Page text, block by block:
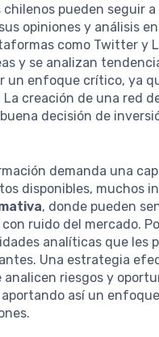
pueden seguir
opiniones y análisis
como Twitter y
y se analizan
un enfoque crítico, ya
La creación de una red
decisión de
demanda una
disponibles, muchos
, donde pueden
ruido del mercado.
analíticas que les
Una estrategia
riesgos y
así un